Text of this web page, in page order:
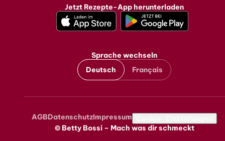
Jetzt Rezepte-App herunterladen
Sprache wechseln
Deutsch
Français
Metanavigation
AGBDatenschutzImpressum
© Betty Bossi – Mach was dir schmeckt